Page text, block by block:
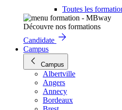
Toutes les
Découvre nos formations
Candidate
Campus
Campus
Albertville
Angers
Annecy
Bordeaux